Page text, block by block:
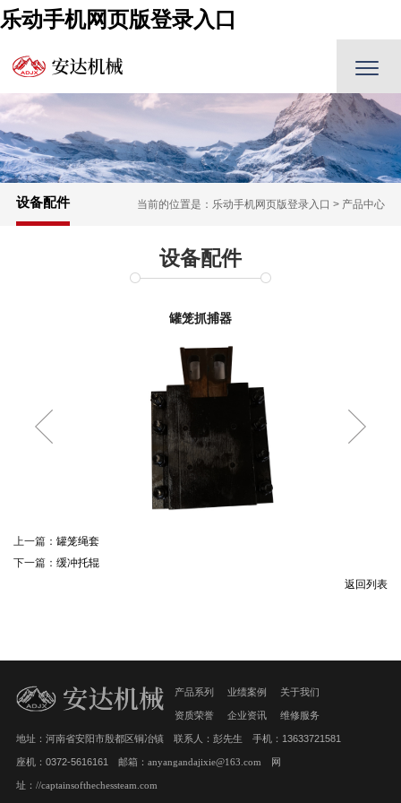
乐动手机网页版登录入口
设备配件 当前的位置是： 乐动手机网页版登录入口 > 产品中心
设备配件
罐笼抓捕器
上一篇： 罐笼绳套
下一篇： 缓冲托辊
返回列表
产品系列 业绩案例 关于我们
资质荣誉 企业资讯 维修服务
地址：河南省安阳市殷都区铜冶镇 联系人：彭先生 手机：13633721581
座机：0372-5616161 邮箱： anyangandajixie@163.com 网
址： //captainsofthechessteam.com